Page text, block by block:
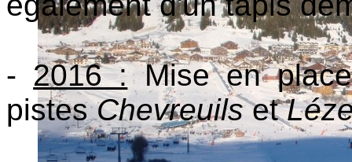
- 2016 :Mise en
pistesChevreuilset